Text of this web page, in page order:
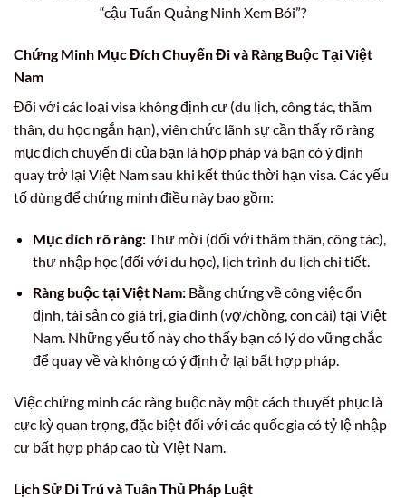
“cậu Tuấn Quảng Ninh Xem Bói”?
Chứng Minh Mục Đích Chuyến Đi và Ràng Buộc Tại Việt
Nam
Đối với các loại visa không định cư (du lịch, công tác, thăm
thân, du học ngắn hạn), viên chức lãnh sự cần thấy rõ ràng
mục đích chuyến đi của bạn là hợp pháp và bạn có ý định
quay trở lại Việt Nam sau khi kết thúc thời hạn visa. Các yếu
tố dùng để chứng minh điều này bao gồm:
Mục đích rõ ràng:Thư mời (đối với thăm thân, công tác),
thư nhập học (đối với du học), lịch trình du lịch chi tiết.
Ràng buộc tại Việt Nam:Bằng chứng về công việc ổn
định, tài sản có giá trị, gia đình (vợ/chồng, con cái) tại Việt
Nam. Những yếu tố này cho thấy bạn có lý do vững chắc
để quay về và không có ý định ở lại bất hợp pháp.
Việc chứng minh các ràng buộc này một cách thuyết phục là
cực kỳ quan trọng, đặc biệt đối với các quốc gia có tỷ lệ nhập
cư bất hợp pháp cao từ Việt Nam.
Lịch Sử Di Trú và Tuân Thủ Pháp Luật